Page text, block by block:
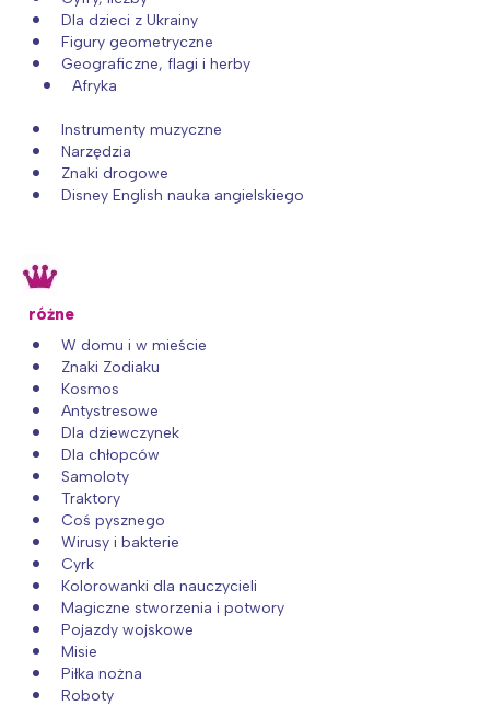
Dla dzieci z Ukrainy
Figury geometryczne
Geograficzne, flagi i herby
Afryka
Instrumenty muzyczne
Narzędzia
Znaki drogowe
Disney English nauka angielskiego
różne
W domu i w mieście
Znaki Zodiaku
Kosmos
Antystresowe
Dla dziewczynek
Dla chłopców
Samoloty
Traktory
Coś pysznego
Wirusy i bakterie
Cyrk
Kolorowanki dla nauczycieli
Magiczne stworzenia i potwory
Pojazdy wojskowe
Misie
Piłka nożna
Roboty